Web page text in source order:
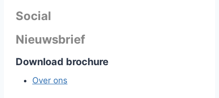
Social
Nieuwsbrief
Download brochure
Over ons